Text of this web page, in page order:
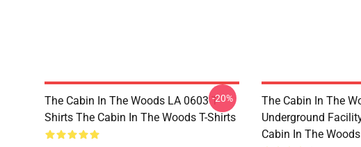
The Cabin In The Woods LA 0603 T-
Shirts The Cabin In The Woods T-Shirts
-20%
The Cabin In The
Underground
Cabin In The